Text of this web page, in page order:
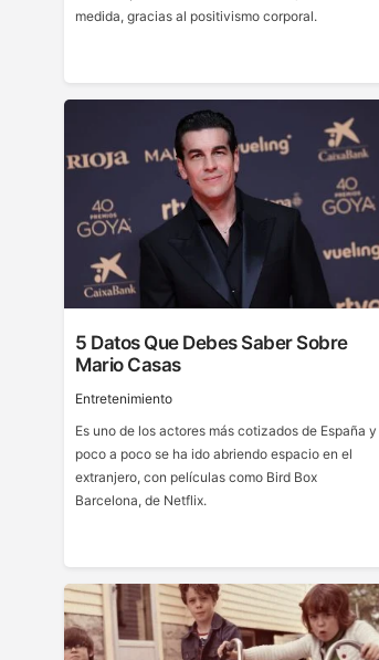
medida, gracias al positivismo corporal.
5 Datos Que Debes Saber Sobre
Mario Casas
Entretenimiento
Es uno de los actores más cotizados de España y
poco a poco se ha ido abriendo espacio en el
extranjero, con películas como Bird Box
Barcelona, de Netflix.